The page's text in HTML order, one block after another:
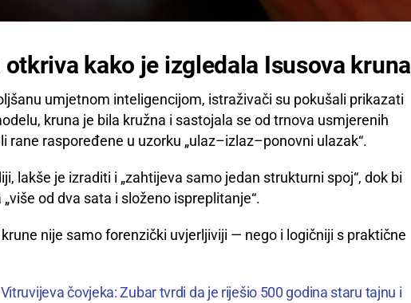
kako je izgledala Isusova kruna
umjetnom inteligencijom, istraživači su pokušali prikazati
kruna je bila kružna i sastojala se od trnova usmjerenih
rane raspoređene u uzorku „ulaz–izlaz–ponovni ulazak“.
lakše je izraditi i „zahtijeva samo jedan strukturni spoj“, dok bi
od dva sata i složeno ispreplitanje“.
nije samo forenzički uvjerljiviji — nego i logičniji s praktične
čovjeka: Zubar tvrdi da je riješio 500 godina staru tajnu i